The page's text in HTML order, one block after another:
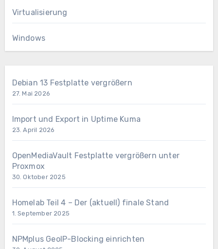
Virtualisierung
Windows
Debian 13 Festplatte vergrößern
27. Mai 2026
Import und Export in Uptime Kuma
23. April 2026
OpenMediaVault Festplatte vergrößern unter
Proxmox
30. Oktober 2025
Homelab Teil 4 – Der (aktuell) finale Stand
1. September 2025
NPMplus GeoIP-Blocking einrichten